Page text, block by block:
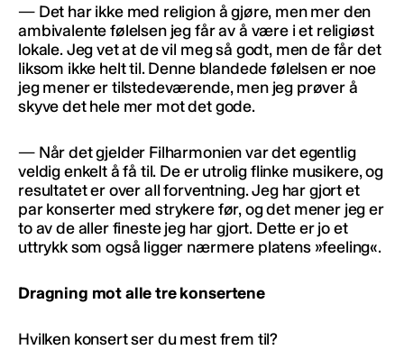
— Det har ikke med religion å gjøre, men mer den
ambivalente følelsen jeg får av å være i et religiøst
lokale. Jeg vet at de vil meg så godt, men de får det
liksom ikke helt til. Denne blandede følelsen er noe
jeg mener er tilstedeværende, men jeg prøver å
skyve det hele mer mot det gode.
— Når det gjelder Filharmonien var det egentlig
veldig enkelt å få til. De er utrolig flinke musikere, og
resultatet er over all forventning. Jeg har gjort et
par konserter med strykere før, og det mener jeg er
to av de aller fineste jeg har gjort. Dette er jo et
uttrykk som også ligger nærmere platens »feeling«.
Dragning mot alle tre konsertene
Hvilken konsert ser du mest frem til?